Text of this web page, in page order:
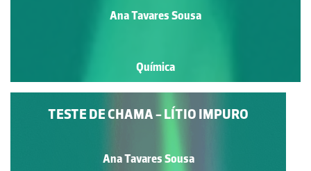
Ana Tavares Sousa
Química
TESTE DE CHAMA - LÍTIO IMPURO
Ana Tavares Sousa